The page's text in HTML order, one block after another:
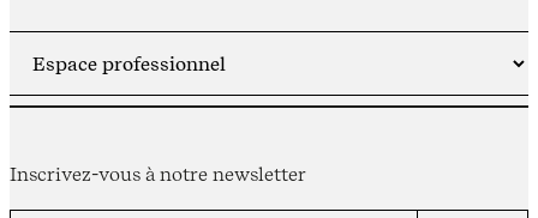
Inscrivez-vous à notre newsletter